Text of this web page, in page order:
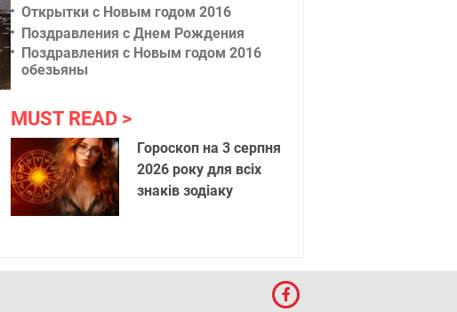
Открытки с Новым годом 2016
Поздравления с Днем Рождения
Поздравления с Новым годом 2016
обезьяны
MUST READ
Гороскоп на 3 серпня
2026 року для всіх
знаків зодіаку